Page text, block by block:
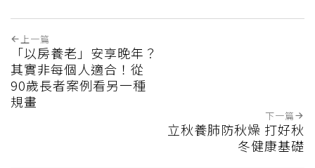
上一篇
「以房養老」安享晚年？
其實非每個人適合！從
90歲長者案例看另一種
規畫
下一篇
立秋養肺防秋燥 打好秋
冬健康基礎